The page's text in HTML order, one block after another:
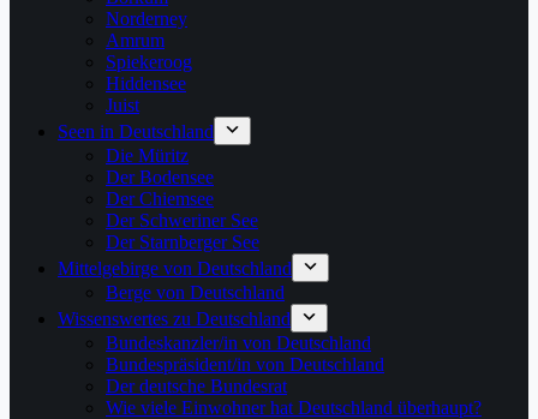
Norderney
Amrum
Spiekeroog
Hiddensee
Juist
Seen in Deutschland
Die Müritz
Der Bodensee
Der Chiemsee
Der Schweriner See
Der Starnberger See
Mittelgebirge von Deutschland
Berge von Deutschland
Wissenswertes zu Deutschland
Bundeskanzler/in von Deutschland
Bundespräsident/in von Deutschland
Der deutsche Bundesrat
Wie viele Einwohner hat Deutschland überhaupt?